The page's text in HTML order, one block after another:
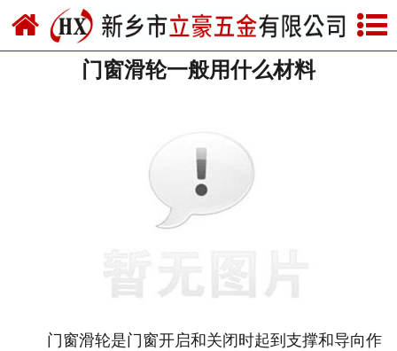
网站首页
关于我们
联系我们
门窗滑轮一般用什么材料
门窗滑轮是门窗开启和关闭时起到支撑和导向作